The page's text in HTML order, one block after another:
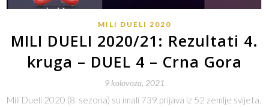
MILI DUELI 2020
MILI DUELI 2020/21: Rezultati 4.
kruga – DUEL 4 – Crna Gora
9 kolovoza, 2021
Mili Dueli 2020 (8. sezona) su imali 739 prijava iz 52 zemlje svijeta.